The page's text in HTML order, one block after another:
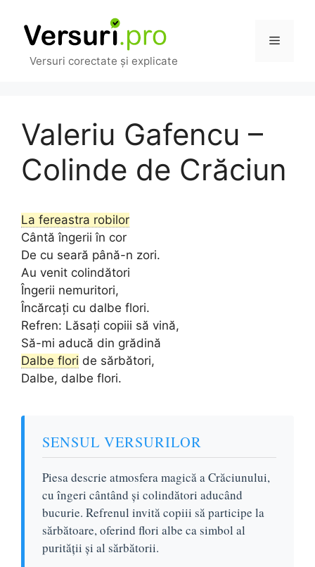
conținut
Versuri corectate și explicate
Meniu
Valeriu Gafencu –
Colinde de Crăciun
La fereastra robilor
Cântă îngerii în cor
De cu seară până-n zori.
Au venit colindători
Îngerii nemuritori,
Încărcați cu dalbe flori.
Refren: Lăsați copiii să vină,
Să-mi aducă din grădină
Dalbe flori de sărbători,
Dalbe, dalbe flori.
SENSUL VERSURILOR
Piesa descrie atmosfera magică a Crăciunului,
cu îngeri cântând și colindători aducând
bucurie. Refrenul invită copiii să participe la
sărbătoare, oferind flori albe ca simbol al
purității și al sărbătorii.